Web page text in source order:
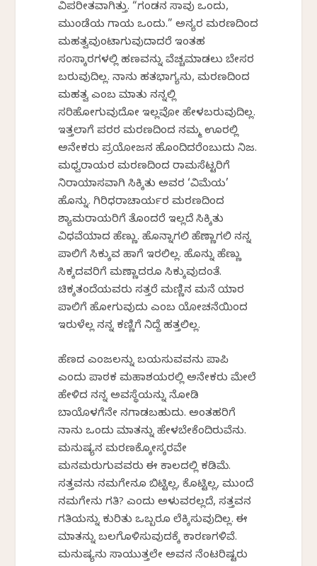
ವಿಪರೀತವಾಗಿತ್ತು. “ಗಂಡನ ಸಾವು ಒಂದು,
ಮುಂಡೆಯ ಗಾಯ ಒಂದು.” ಅನ್ಯರ ಮರಣದಿಂದ
ಮಹತ್ವವುಂಟಾಗುವುದಾದರೆ ಇಂತಹ
ಸಂಸ್ಕಾರಗಳಲ್ಲಿ ಹಣವನ್ನು ವೆಚ್ಚಮಾಡಲು ಬೇಸರ
ಬರುವುದಿಲ್ಲ. ನಾನು ಹತಭಾಗ್ಯನು, ಮರಣದಿಂದ
ಮಹತ್ವ ಎಂಬ ಮಾತು ನನ್ನಲ್ಲಿ
ಸರಿಹೋಗುವುದೋ ಇಲ್ಲವೋ ಹೇಳಬರುವುದಿಲ್ಲ.
ಇತ್ತಲಾಗೆ ಪರರ ಮರಣದಿಂದ ನಮ್ಮ ಊರಲ್ಲಿ
ಅನೇಕರು ಪ್ರಯೋಜನ ಹೊಂದಿದರೆಂಬುದು ನಿಜ.
ಮಧ್ವರಾಯರ ಮರಣದಿಂದ ರಾಮಸೆಟ್ಟರಿಗೆ
ನಿರಾಯಾಸವಾಗಿ ಸಿಕ್ಕಿತು ಅವರ ‘ವಿಮೆಯ’
ಹೊನ್ನು. ಗಿರಿಧರಾಚಾರ್ಯರ ಮರಣದಿಂದ
ಶ್ಯಾಮರಾಯರಿಗೆ ತೊಂದರೆ ಇಲ್ಲದೆ ಸಿಕ್ಕಿತು
ವಿಧವೆಯಾದ ಹೆಣ್ಣು. ಹೊನ್ನಾಗಲಿ ಹೆಣ್ಣಾಗಲಿ ನನ್ನ
ಪಾಲಿಗೆ ಸಿಕ್ಕುವ ಹಾಗೆ ಇರಲಿಲ್ಲ. ಹೊನ್ನು ಹೆಣ್ಣು
ಸಿಕ್ಕದವರಿಗೆ ಮಣ್ಣಾದರೂ ಸಿಕ್ಕುವುದಂತೆ.
ಚಿಕ್ಕತಂದೆಯವರು ಸತ್ತರೆ ಮಣ್ಣಿನ ಮನೆ ಯಾರ
ಪಾಲಿಗೆ ಹೋಗುವುದು ಎಂಬ ಯೋಚನೆಯಿಂದ
ಇರುಳೆಲ್ಲ ನನ್ನ ಕಣ್ಣಿಗೆ ನಿದ್ದೆ ಹತ್ತಲಿಲ್ಲ.
ಹೆಣದ ಎಂಜಲನ್ನು ಬಯಸುವವನು ಪಾಪಿ
ಎಂದು ಪಾಠಕ ಮಹಾಶಯರಲ್ಲಿ ಅನೇಕರು ಮೇಲೆ
ಹೇಳಿದ ನನ್ನ ಅವಸ್ಥೆಯನ್ನು ನೋಡಿ
ಬಾಯೊಳಗೆನೇ ನಗಾಡಬಹುದು. ಅಂತಹರಿಗೆ
ನಾನು ಒಂದು ಮಾತನ್ನು ಹೇಳಬೇಕೆಂದಿರುವೆನು.
ಮನುಷ್ಯನ ಮರಣಕ್ಕೋಸ್ಕರವೇ
ಮನಮರುಗುವವರು ಈ ಕಾಲದಲ್ಲಿ ಕಡಿಮೆ.
ಸತ್ತವನು ನಮಗೇನೂ ಬಿಟ್ಟಿಲ್ಲ, ಕೊಟ್ಟಿಲ್ಲ, ಮುಂದೆ
ನಮಗೇನು ಗತಿ? ಎಂದು ಅಳುವರಲ್ಲದೆ, ಸತ್ತವನ
ಗತಿಯನ್ನು ಕುರಿತು ಒಬ್ಬರೂ ಲೆಕ್ಕಿಸುವುದಿಲ್ಲ. ಈ
ಮಾತನ್ನು ಬಲಗೊಳಿಸುವುದಕ್ಕೆ ಕಾರಣಗಳಿವೆ.
ಮನುಷ್ಯನು ಸಾಯುತ್ತಲೇ ಅವನ ನೆಂಟರಿಷ್ಟರು